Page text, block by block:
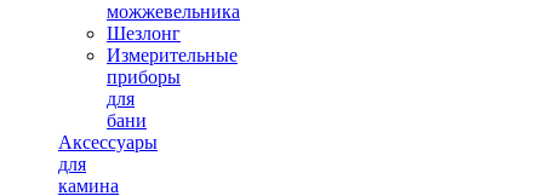
можжевельника
Шезлонг
Измерительные
приборы
для
бани
Аксессуары
для
камина